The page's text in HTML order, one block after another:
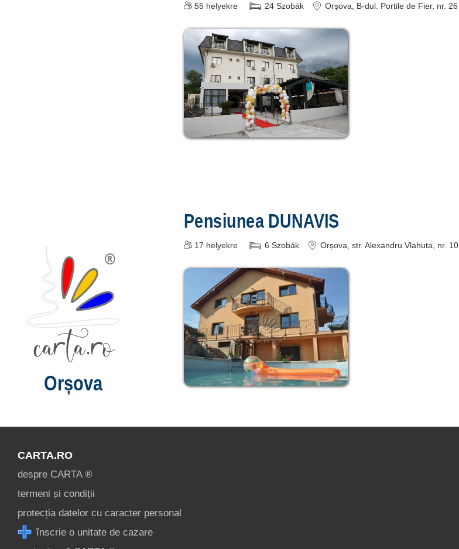
55 helyekre 24 Szobák Orșova , B-dul. Portile de Fier, nr. 26
Pensiunea DUNAVIS
17 helyekre 6 Szobák Orșova , str. Alexandru Vlahuta, nr. 10
Orșova
CARTA.RO
despre CARTA ®
termeni și condiții
protecția datelor cu caracter personal
înscrie o unitate de cazare